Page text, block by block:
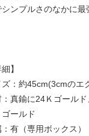
シンプルさのなかに
細】
ズ：約45cm(3cmのエ
：真鍮に24Ｋゴール
ールド
有（専用ボックス）